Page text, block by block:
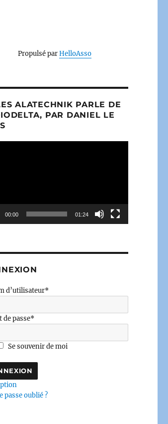
– 21 mars 2023 – Podcast »
Propulsé parHelloAsso
ALATECHNIK PARLE DE
PAR DANIEL LE
00:00 01:24
d’utilisateur*
de passe*
Se souvenir de moi
passe oublié ?